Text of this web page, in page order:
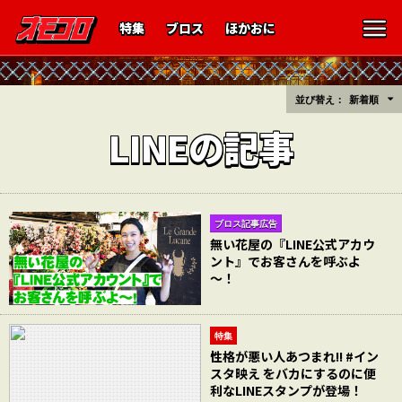
特集 ブロス ほかおに
LINEの記事
並び替え： 新着順
ブロス記事広告
無い花屋の『LINE公式アカウ
ント』でお客さんを呼ぶよ
～！
特集
性格が悪い人あつまれ!! #イン
スタ映え をバカにするのに便
利なLINEスタンプが登場！